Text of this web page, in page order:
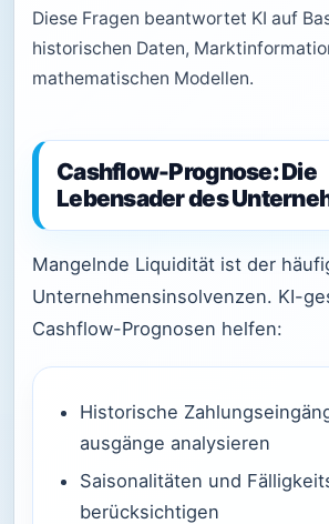
Diese Fragen beantwortet KI auf
historischen Daten,
mathematischen Modellen.
Cashflow-Prognose: Die
Lebensader des
Mangelnde Liquidität ist der
Unternehmensinsolvenzen. KI-
Cashflow-Prognosen helfen:
Historische
ausgänge analysieren
Saisonalitäten und
berücksichtigen